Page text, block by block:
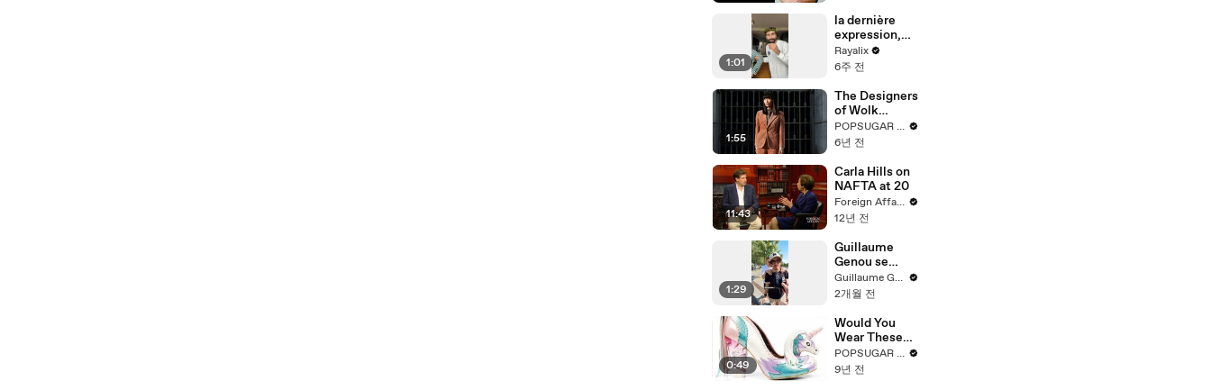
1:01
la dernière
expression,
qui
connaissait ?
c’est quoi les
mots insolites
que vous
utilisez mdr
Rayalix
6주 전
1:55
The Designers
of Wolk
Morais Turned
LA Into Their
Distanced
Runway
POPSUGAR Fashion
6년 전
11:43
Carla Hills on
NAFTA at 20
Foreign Affairs
12년 전
1:29
Guillaume
Genou se
prends pour
Drake
Guillaume Genou
2개월 전
0:49
Would You
Wear These
Unicorn High
Heels?
POPSUGAR Fashion
9년 전